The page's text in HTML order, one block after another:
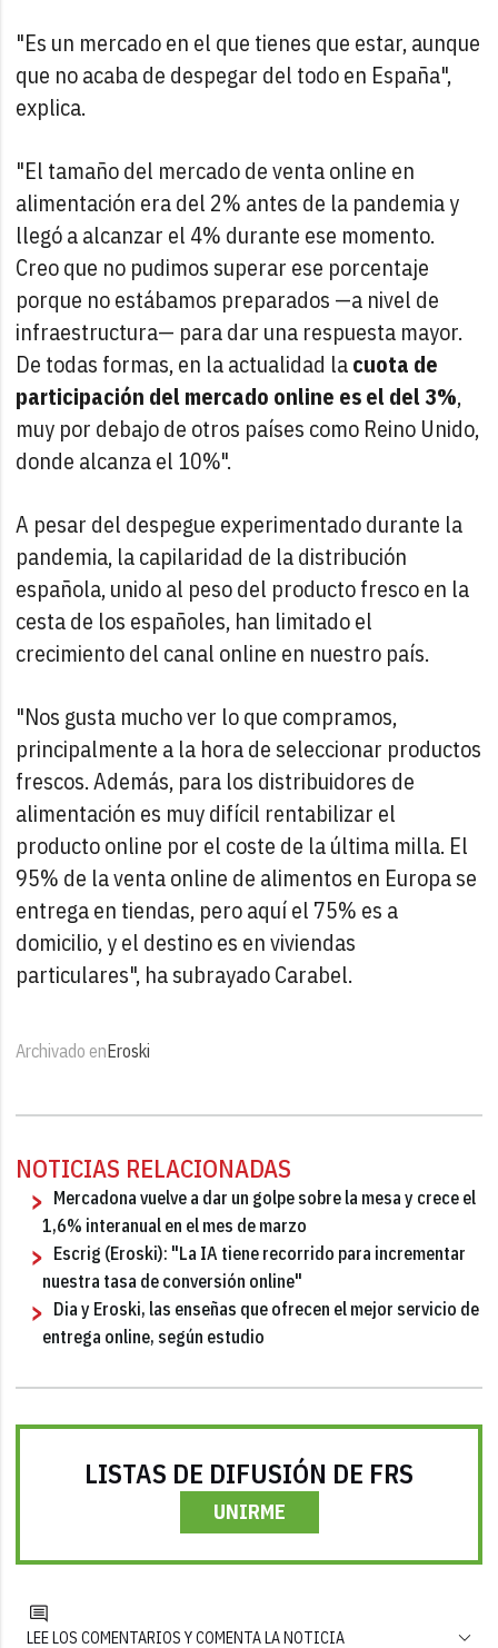
"Es un mercado en el que tienes que estar, aunque
que no acaba de despegar del todo en España",
explica.
"El tamaño del mercado de venta online en
alimentación era del 2% antes de la pandemia y
llegó a alcanzar el 4% durante ese momento.
Creo que no pudimos superar ese porcentaje
porque no estábamos preparados —a nivel de
infraestructura— para dar una respuesta mayor.
De todas formas, en la actualidad lacuota de
participación del mercado online es eldel 3%,
muy por debajo de otros países como Reino Unido,
donde alcanza el 10%".
A pesar del despegue experimentado durante la
pandemia, la capilaridad de la distribución
española, unido al peso del producto fresco en la
cesta de los españoles, han limitado el
crecimiento del canal online en nuestro país.
"Nos gusta mucho ver lo que compramos,
principalmente a la hora de seleccionar productos
frescos. Además, para los distribuidores de
alimentación es muy difícil rentabilizar el
producto online por el coste de la última milla. El
95% de la venta online de alimentos en Europa se
entrega en tiendas, pero aquí el 75% es a
domicilio, y el destino es en viviendas
particulares", ha subrayado Carabel.
Archivado enEroski
NOTICIAS RELACIONADAS
Mercadona vuelve a dar un golpe sobre la mesa y crece el
1,6% interanual en el mes de marzo
Escrig (Eroski): "La IA tiene recorrido para incrementar
nuestra tasa de conversión online"
Dia y Eroski, las enseñas que ofrecen el mejor servicio de
entrega online, según estudio
LISTAS DE DIFUSIÓN DE FRS
UNIRME
LEE LOS COMENTARIOS Y COMENTA LA NOTICIA